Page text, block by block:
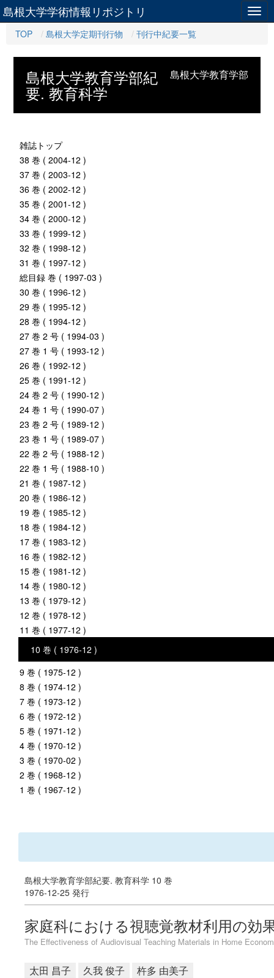
島根大学学術情報リポジトリ
TOP 島根大学定期刊行物 刊行中紀要一覧
島根大学教育学部
島根大学教育学部紀
要. 教育科学
雑誌トップ
38 巻 ( 2004-12 )
37 巻 ( 2003-12 )
36 巻 ( 2002-12 )
35 巻 ( 2001-12 )
34 巻 ( 2000-12 )
33 巻 ( 1999-12 )
32 巻 ( 1998-12 )
31 巻 ( 1997-12 )
総目録 巻 ( 1997-03 )
30 巻 ( 1996-12 )
29 巻 ( 1995-12 )
28 巻 ( 1994-12 )
27 巻 2 号 ( 1994-03 )
27 巻 1 号 ( 1993-12 )
26 巻 ( 1992-12 )
25 巻 ( 1991-12 )
24 巻 2 号 ( 1990-12 )
24 巻 1 号 ( 1990-07 )
23 巻 2 号 ( 1989-12 )
23 巻 1 号 ( 1989-07 )
22 巻 2 号 ( 1988-12 )
22 巻 1 号 ( 1988-10 )
21 巻 ( 1987-12 )
20 巻 ( 1986-12 )
19 巻 ( 1985-12 )
18 巻 ( 1984-12 )
17 巻 ( 1983-12 )
16 巻 ( 1982-12 )
15 巻 ( 1981-12 )
14 巻 ( 1980-12 )
13 巻 ( 1979-12 )
12 巻 ( 1978-12 )
11 巻 ( 1977-12 )
10 巻 ( 1976-12 )
9 巻 ( 1975-12 )
8 巻 ( 1974-12 )
7 巻 ( 1973-12 )
6 巻 ( 1972-12 )
5 巻 ( 1971-12 )
4 巻 ( 1970-12 )
3 巻 ( 1970-02 )
2 巻 ( 1968-12 )
1 巻 ( 1967-12 )
島根大学教育学部紀要. 教育科学 10 巻
1976-12-25 発行
家庭科における視聴覚教材利用の効
The Effectiveness of Audiovisual Teaching Materials in Home
太田 昌子 久我 俊子 杵多 由美子